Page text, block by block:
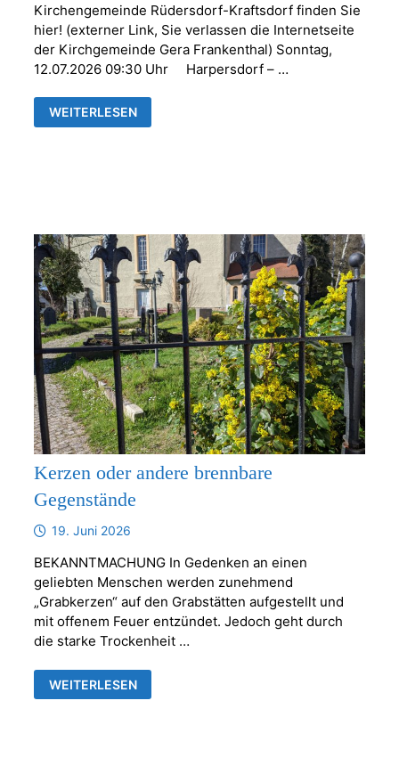
Kirchengemeinde Rüdersdorf-Kraftsdorf finden Sie
hier! (externer Link, Sie verlassen die Internetseite
der Kirchgemeinde Gera Frankenthal) Sonntag,
12.07.2026 09:30 Uhr Harpersdorf – …
GOTTESDIENSTE
&
WEITERLESEN
Kerzen oder andere brennbare
Gegenstände
19. Juni 2026
BEKANNTMACHUNG In Gedenken an einen
geliebten Menschen werden zunehmend
„Grabkerzen“ auf den Grabstätten aufgestellt und
mit offenem Feuer entzündet. Jedoch geht durch
die starke Trockenheit …
KERZEN
ODER
WEITERLESEN